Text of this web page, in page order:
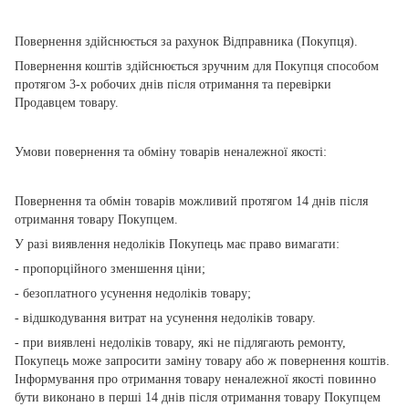
Повернення здійснюється за рахунок Відправника (Покупця).
Повернення коштів здійснюється зручним для Покупця способом
протягом 3-х робочих днів після отримання та перевірки
Продавцем товару.
Умови повернення та обміну товарів неналежної якості:
Повернення та обмін товарів можливий протягом 14 днів після
отримання товару Покупцем.
У разі виявлення недоліків Покупець має право вимагати:
- пропорційного зменшення ціни;
- безоплатного усунення недоліків товару;
- відшкодування витрат на усунення недоліків товару.
- при виявлені недоліків товару, які не підлягають ремонту,
Покупець може запросити заміну товару або ж повернення коштів.
Інформування про отримання товару неналежної якості повинно
бути виконано в перші 14 днів після отримання товару Покупцем